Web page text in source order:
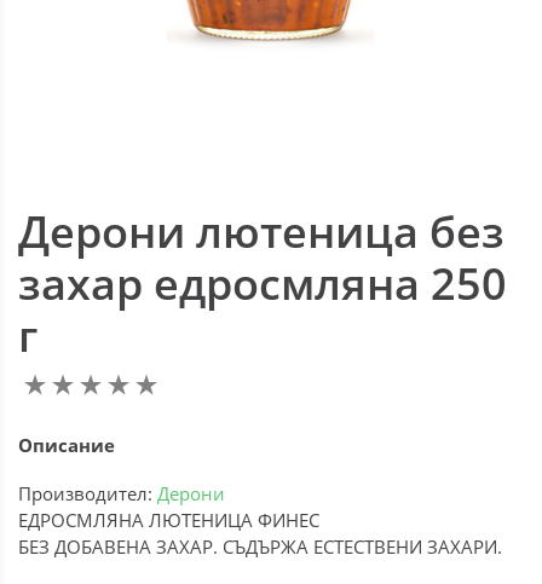
Дерони лютеница без
захар едросмляна 250
г
Описание
Производител: Дерони
ЕДРОСМЛЯНА ЛЮТЕНИЦА ФИНЕС
БЕЗ ДОБАВЕНА ЗАХАР. СЪДЪРЖА ЕСТЕСТВЕНИ ЗАХАРИ.